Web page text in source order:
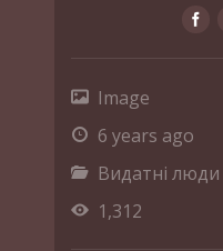
Image
6 years ago
Видатні люди
1,312